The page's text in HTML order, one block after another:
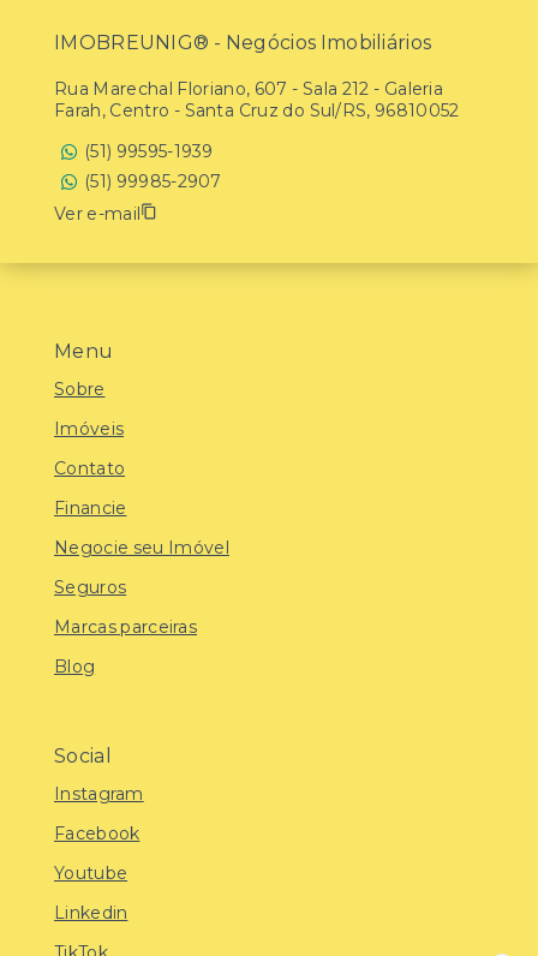
Menu
Sobre
Imóveis
Contato
Financie
Negocie seu Imóvel
Seguros
Marcas parceiras
Blog
Social
Instagram
Facebook
Youtube
Linkedin
IMOBREUNIG® - Negócios Imobiliários
Rua Marechal Floriano, 607 - Sala 212 - Galeria
Farah, Centro - Santa Cruz do Sul/RS, 96810052
(51) 99595-1939
(51) 99985-2907
Ver e-mail